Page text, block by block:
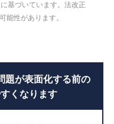
基づいています。法改正
能性があります。
題が表面化する前の
くなります